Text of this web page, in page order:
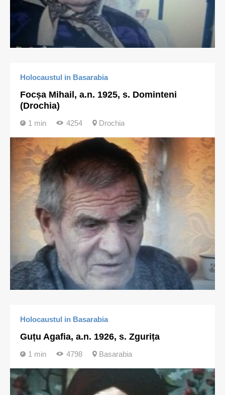
Holocaustul in Basarabia
Focșa Mihail, a.n. 1925, s. Dominteni
(Drochia)
1 min 4254 Drochia
Holocaustul in Basarabia
Guțu Agafia, a.n. 1926, s. Zgurița
1 min 4798 Basarabia